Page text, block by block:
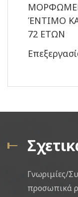
ΈΝΤΙΜΟ
72 ΕΤΩΝ
Γνωριμίες/
προσωπικά